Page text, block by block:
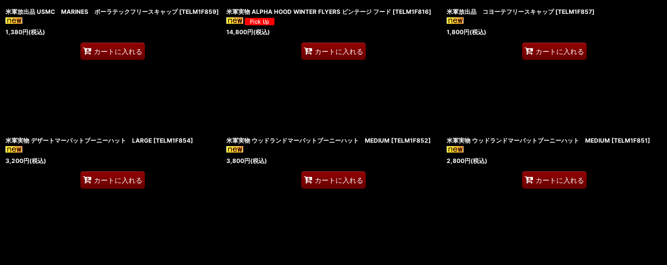
米軍放出品 USMC MARINES ポーラテックフリースキャップ [TELM1F859]
1,380円(税込)
カートに入れる
米軍実物 ALPHA HOOD WINTER FLYERS ビンテージ フード [TELM1F816]
14,800円(税込)
カートに入れる
米軍放出品 コヨーテフリースキャップ [TELM1F857]
1,800円(税込)
カートに入れる
米軍実物 デザートマーパットブーニーハット LARGE [TELM1F854]
3,200円(税込)
カートに入れる
米軍実物 ウッドランドマーパットブーニーハット MEDIUM [TELM1F852]
3,800円(税込)
カートに入れる
米軍実物 ウッドランドマーパットブーニーハット MEDIUM [TELM1F851]
2,800円(税込)
カートに入れる